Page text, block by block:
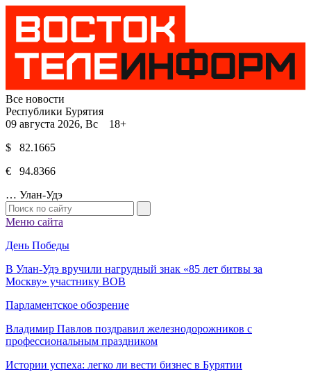
Все новости
Республики Бурятия
09 августа 2026, Вс 18+
$ 82.1665
€ 94.8366
… Улан-Удэ
Меню сайта
День Победы
В Улан-Удэ вручили нагрудный знак «85 лет битвы за
Москву» участнику ВОВ
Парламентское обозрение
Владимир Павлов поздравил железнодорожников с
профессиональным праздником
Истории успеха: легко ли вести бизнес в Бурятии